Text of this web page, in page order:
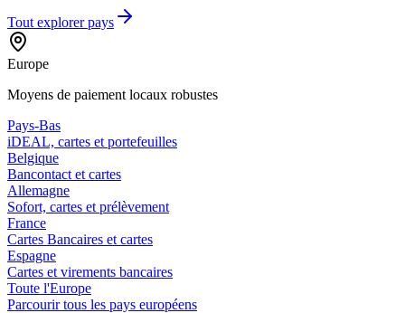
Tout explorer pays
Europe
Moyens de paiement locaux robustes
Pays-Bas
iDEAL, cartes et portefeuilles
Belgique
Bancontact et cartes
Allemagne
Sofort, cartes et prélèvement
France
Cartes Bancaires et cartes
Espagne
Cartes et virements bancaires
Toute l'Europe
Parcourir tous les pays européens